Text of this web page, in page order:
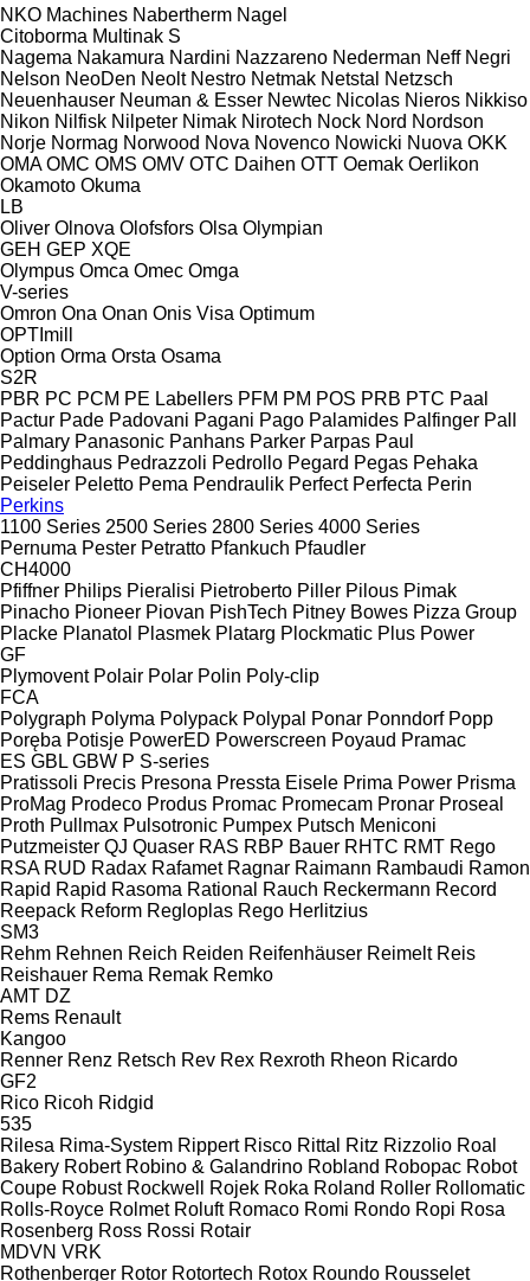
NKO Machines Nabertherm Nagel
Citoborma Multinak S
Nagema Nakamura Nardini Nazzareno Nederman Neff Negri
Nelson NeoDen Neolt Nestro Netmak Netstal
Netzsch
Neuenhauser Neuman & Esser Newtec Nicolas Nieros Nikkiso
Nikon Nilfisk Nilpeter Nimak Nirotech Nock Nord Nordson
Norje Normag Norwood Nova Novenco Nowicki Nuova OKK
OMA OMC OMS OMV OTC Daihen OTT Oemak Oerlikon
Okamoto Okuma
LB
Oliver Olnova Olofsfors Olsa Olympian
GEH GEP XQE
Olympus Omca Omec Omga
V-series
Omron Ona Onan Onis Visa Optimum
OPTImill
Option Orma Orsta Osama
S2R
PBR PC PCM PE Labellers PFM PM POS PRB PTC Paal
Pactur Pade Padovani Pagani Pago Palamides Palfinger Pall
Palmary Panasonic Panhans Parker Parpas Paul
Peddinghaus Pedrazzoli Pedrollo Pegard Pegas Pehaka
Peiseler Peletto Pema Pendraulik Perfect Perfecta Perin
Perkins
1100 Series 2500 Series 2800 Series 4000 Series
Pernuma Pester Petratto Pfankuch Pfaudler
CH4000
Pfiffner Philips Pieralisi Pietroberto Piller Pilous Pimak
Pinacho Pioneer Piovan PishTech Pitney Bowes Pizza Group
Placke Planatol Plasmek Platarg Plockmatic Plus Power
GF
Plymovent Polair Polar Polin Poly-clip
FCA
Polygraph Polyma Polypack Polypal Ponar Ponndorf Popp
Poręba Potisje PowerED Powerscreen Poyaud Pramac
ES GBL GBW P S-series
Pratissoli Precis Presona Pressta Eisele Prima Power Prisma
ProMag Prodeco Produs Promac Promecam Pronar Proseal
Proth Pullmax Pulsotronic Pumpex Putsch Meniconi
Putzmeister QJ Quaser RAS RBP Bauer RHTC RMT Rego
RSA RUD Radax Rafamet Ragnar Raimann Rambaudi Ramon
Rapid Rapid Rasoma Rational Rauch Reckermann Record
Reepack Reform Regloplas Rego Herlitzius
SM3
Rehm Rehnen Reich Reiden Reifenhäuser Reimelt Reis
Reishauer Rema Remak Remko
AMT DZ
Rems Renault
Kangoo
Renner Renz Retsch Rev Rex Rexroth Rheon Ricardo
GF2
Rico Ricoh Ridgid
535
Rilesa Rima-System Rippert Risco Rittal Ritz Rizzolio Roal
Bakery Robert Robino & Galandrino Robland Robopac Robot
Coupe Robust Rockwell Rojek Roka Roland Roller Rollomatic
Rolls-Royce Rolmet Roluft Romaco Romi Rondo Ropi Rosa
Rosenberg Ross Rossi Rotair
MDVN VRK
Rothenberger Rotor Rotortech Rotox Roundo Rousselet